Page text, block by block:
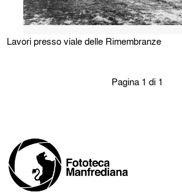
Lavori presso viale delle Rimembranze
Pagina 1 di 1